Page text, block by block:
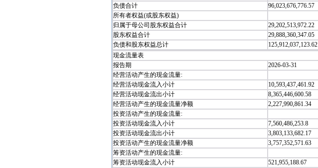
负债合计
96,023,676,776.57
所有者权益(或股东权益)
归属于母公司股东权益合计
29,202,513,972.22
股东权益合计
29,888,360,347.05
负债和股东权益总计
125,912,037,123.62
现金流量表
报告期
2026-03-31
经营活动产生的现金流量:
经营活动现金流入小计
10,593,437,461.92
经营活动现金流出小计
8,365,446,600.58
经营活动产生的现金流量净额
2,227,990,861.34
投资活动产生的现金流量:
投资活动现金流入小计
7,560,486,253.8
投资活动现金流出小计
3,803,133,682.17
投资活动产生的现金流量净额
3,757,352,571.63
筹资活动产生的现金流量:
筹资活动现金流入小计
521,955,188.67